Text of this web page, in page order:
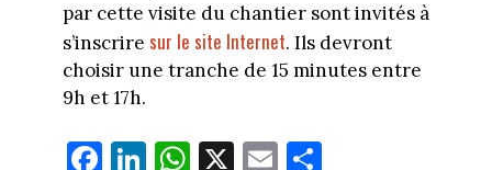
par cette visite du chantier sont invités à
s’inscrire sur le site Internet. Ils devront
choisir une tranche de 15 minutes entre
9h et 17h.
Fa Li W X E Pa